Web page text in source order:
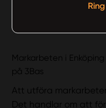
Markarbeten i
på 3Bas
Att utföra
Det handlar om att